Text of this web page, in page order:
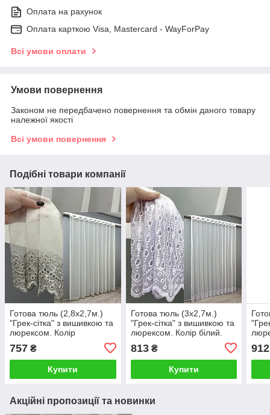
Оплата на рахунок
Оплата карткою Visa, Mastercard - WayForPay
Всі умови оплати
Умови повернення
Законом не передбачено повернення та обмін даного товару
належної якості
Всі умови повернення
Подібні товари компанії
Готова тюль (2,8х2,7м.)
"Грек-сітка" з вишивкою та
люрексом. Колір
1829т 40-176
757 ₴
Купити
Готова тюль (3х2,7м.)
"Грек-сітка" з вишивкою та
люрексом. Колір білий.
813₴
Купити
912
Акційні пропозиції та новинки